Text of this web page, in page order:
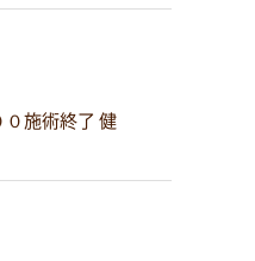
０施術終了 健